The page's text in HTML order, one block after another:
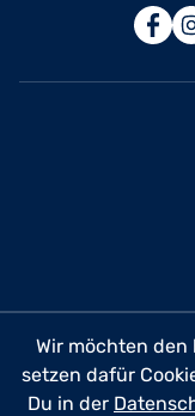
Wir möchten
setzen dafür
Du in der